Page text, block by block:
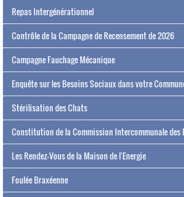
Repas Intergénérationnel
Contrôle de la Campagne de Recensement de 2026
Campagne Fauchage Mécanique
Enquête sur les Besoins Sociaux dans votre
Stérilisation des Chats
Constitution de la Commission Intercommunale des
Les Rendez-Vous de la Maison de l'Energie
Foulée Braxéenne